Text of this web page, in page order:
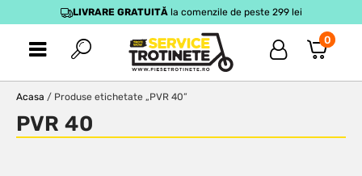
LIVRARE GRATUITĂla comenzile de peste 299 lei
0
Acasa / Produse etichetate „PVR 40”
PVR 40